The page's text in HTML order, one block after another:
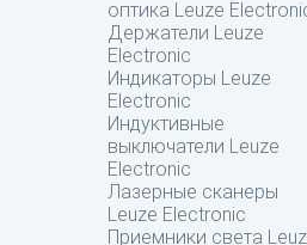
оптика Leuze
Держатели Leuze
Electronic
Индикаторы Leuze
Electronic
Индуктивные
выключатели Leuze
Electronic
Лазерные сканеры
Leuze Electronic
Приемники света